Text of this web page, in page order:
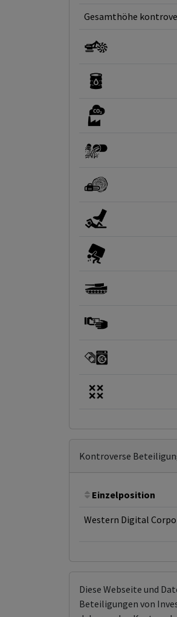
Gesamthöhe
Kontroverse
Einzelposition
Western Digital
Diese Webseite und
Beteiligungen von